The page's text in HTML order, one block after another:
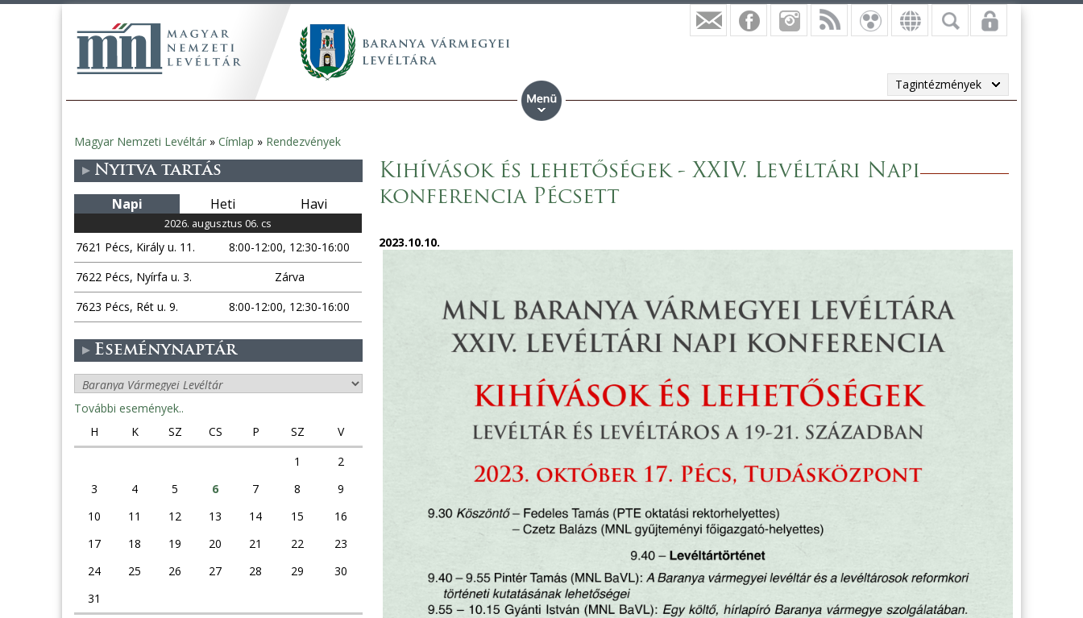
Tagintézmények
Jelenlegi
hely
Magyar Nemzeti Levéltár » Címlap » Rendezvények
Kihívások és lehetőségek - XXIV. Levéltári Napi
konferencia Pécsett
2023.10.10.
Nyitva tartás
Napi Heti Havi
2026. augusztus 06. cs
7621 Pécs, Király u. 11.
8:00-12:00, 12:30-16:00
7622 Pécs, Nyírfa u. 3.
Zárva
7623 Pécs, Rét u. 9.
8:00-12:00, 12:30-16:00
Eseménynaptár
További események..
H
K SZ CS P SZ
V
1
2
3
4 5 6 7 8
9
10
11 12 13 14 15
16
17
18 19 20 21 22
23
24
25 26 27 28 29
30
31